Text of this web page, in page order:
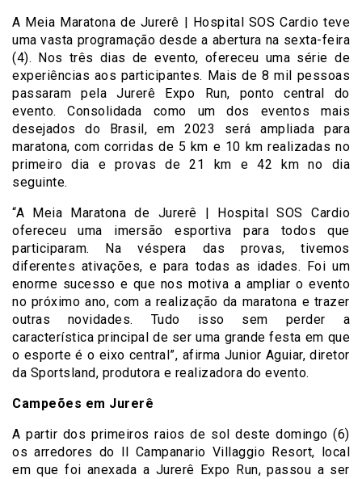
A Meia Maratona de Jurerê | Hospital SOS Cardio teve
uma vasta programação desde a abertura na sexta-feira
(4). Nos três dias de evento, ofereceu uma série de
experiências aos participantes. Mais de 8 mil pessoas
passaram pela Jurerê Expo Run, ponto central do
evento. Consolidada como um dos eventos mais
desejados do Brasil, em 2023 será ampliada para
maratona, com corridas de 5 km e 10 km realizadas no
primeiro dia e provas de 21 km e 42 km no dia
seguinte.
“A Meia Maratona de Jurerê | Hospital SOS Cardio
ofereceu uma imersão esportiva para todos que
participaram. Na véspera das provas, tivemos
diferentes ativações, e para todas as idades. Foi um
enorme sucesso e que nos motiva a ampliar o evento
no próximo ano, com a realização da maratona e trazer
outras novidades. Tudo isso sem perder a
característica principal de ser uma grande festa em que
o esporte é o eixo central”, afirma Junior Aguiar, diretor
da Sportsland, produtora e realizadora do evento.
Campeões em Jurerê
A partir dos primeiros raios de sol deste domingo (6)
os arredores do Il Campanario Villaggio Resort, local
em que foi anexada a Jurerê Expo Run, passou a ser